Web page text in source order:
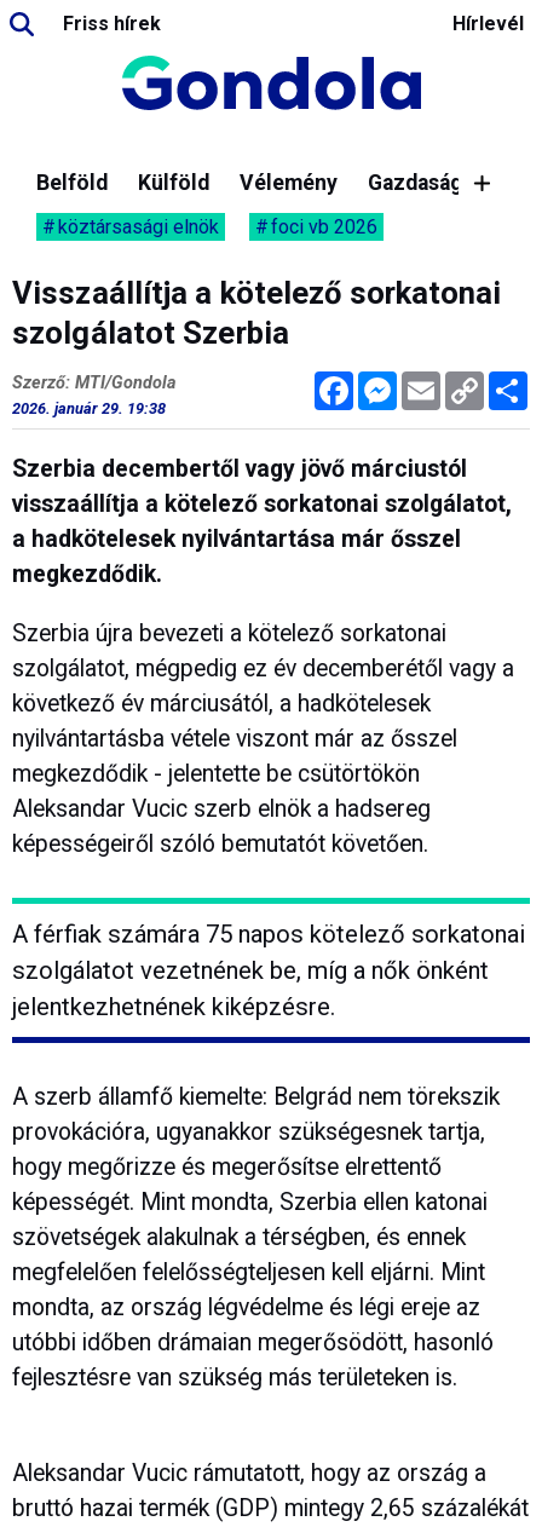
Friss hírek Hírlevél
Belföld Külföld Vélemény Gazdaság
köztársasági elnök foci vb 2026
Visszaállítja a kötelező sorkatonai
szolgálatot Szerbia
FacebookMessenger
Email Copy
Link
Szerző: MTI/Gondola
2026. január 29. 19:38
Szerbia decembertől vagy jövő márciustól
visszaállítja a kötelező sorkatonai szolgálatot,
a hadkötelesek nyilvántartása már ősszel
megkezdődik.
Szerbia újra bevezeti a kötelező sorkatonai
szolgálatot, mégpedig ez év decemberétől vagy a
következő év márciusától, a hadkötelesek
nyilvántartásba vétele viszont már az ősszel
megkezdődik - jelentette be csütörtökön
Aleksandar Vucic szerb elnök a hadsereg
képességeiről szóló bemutatót követően.
A férfiak számára 75 napos kötelező sorkatonai
szolgálatot vezetnének be, míg a nők önként
jelentkezhetnének kiképzésre.
A szerb államfő kiemelte: Belgrád nem törekszik
provokációra, ugyanakkor szükségesnek tartja,
hogy megőrizze és megerősítse elrettentő
képességét. Mint mondta, Szerbia ellen katonai
szövetségek alakulnak a térségben, és ennek
megfelelően felelősségteljesen kell eljárni. Mint
mondta, az ország légvédelme és légi ereje az
utóbbi időben drámaian megerősödött, hasonló
fejlesztésre van szükség más területeken is.
Aleksandar Vucic rámutatott, hogy az ország a
bruttó hazai termék (GDP) mintegy 2,65 százalékát